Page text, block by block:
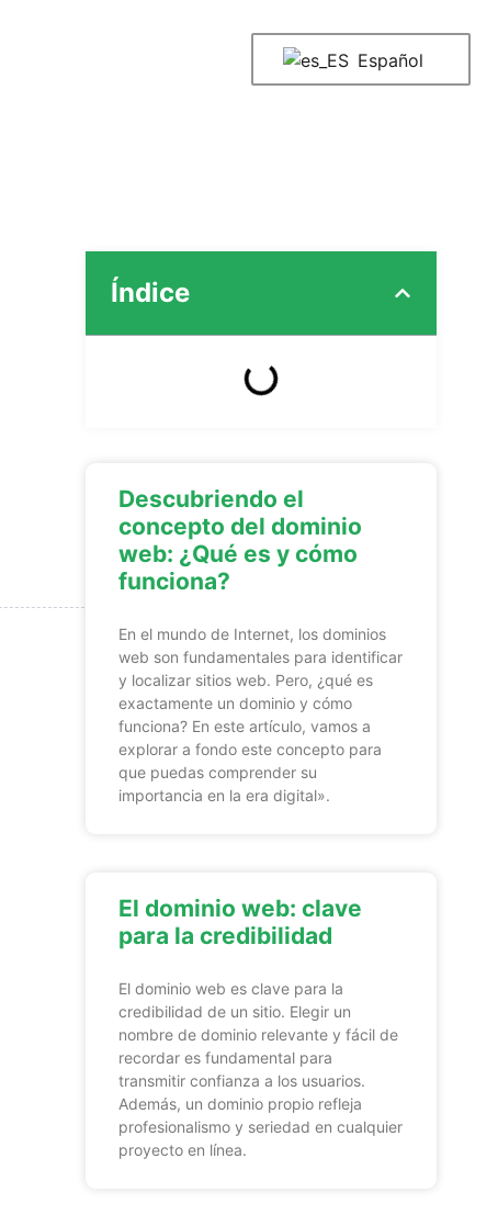
Español
Índice
Descubriendo el
concepto del dominio
web: ¿Qué es y cómo
funciona?
En el mundo de Internet, los dominios
web son fundamentales para identificar
y localizar sitios web. Pero, ¿qué es
exactamente un dominio y cómo
funciona? En este artículo, vamos a
explorar a fondo este concepto para
que puedas comprender su
importancia en la era digital».
El dominio web: clave
para la credibilidad
El dominio web es clave para la
credibilidad de un sitio. Elegir un
nombre de dominio relevante y fácil de
recordar es fundamental para
transmitir confianza a los usuarios.
Además, un dominio propio refleja
profesionalismo y seriedad en cualquier
proyecto en línea.